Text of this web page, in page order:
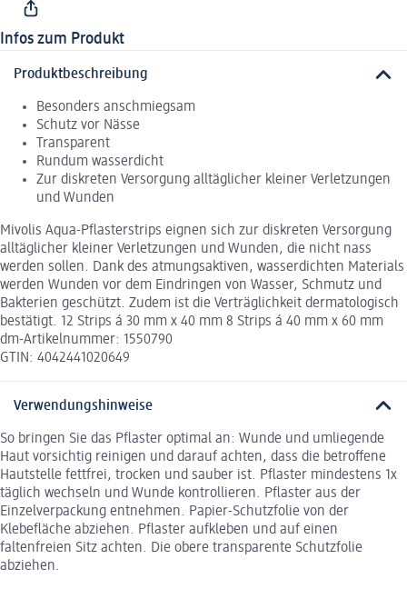
Infos zum Produkt
Produktbeschreibung
Besonders anschmiegsam
Schutz vor Nässe
Transparent
Rundum wasserdicht
Zur diskreten Versorgung alltäglicher kleiner Verletzungen
und Wunden
Mivolis Aqua-Pflasterstrips eignen sich zur diskreten Versorgung
alltäglicher kleiner Verletzungen und Wunden, die nicht nass
werden sollen. Dank des atmungsaktiven, wasserdichten Materials
werden Wunden vor dem Eindringen von Wasser, Schmutz und
Bakterien geschützt. Zudem ist die Verträglichkeit dermatologisch
bestätigt. 12 Strips á 30 mm x 40 mm 8 Strips á 40 mm x 60 mm
dm-Artikelnummer: 1550790
GTIN: 4042441020649
Verwendungshinweise
So bringen Sie das Pflaster optimal an: Wunde und umliegende
Haut vorsichtig reinigen und darauf achten, dass die betroffene
Hautstelle fettfrei, trocken und sauber ist. Pflaster mindestens 1x
täglich wechseln und Wunde kontrollieren. Pflaster aus der
Einzelverpackung entnehmen. Papier-Schutzfolie von der
Klebefläche abziehen. Pflaster aufkleben und auf einen
faltenfreien Sitz achten. Die obere transparente Schutzfolie
abziehen.